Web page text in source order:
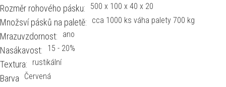
Rozměr rohového pásku: 500 x 100 x 40 x 20
Množsví pásků na paletě: cca 1000 ks váha palety 700 kg
Mrazuvzdornost: ano
Nasákavost: 15 - 20%
Textura: rustikální
Barva Červená